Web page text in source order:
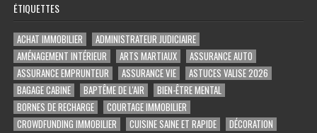
ÉTIQUETTES
ACHAT IMMOBILIER
ADMINISTRATEUR JUDICIAIRE
AMÉNAGEMENT INTÉRIEUR
ARTS MARTIAUX
ASSURANCE AUTO
ASSURANCE EMPRUNTEUR
ASSURANCE VIE
ASTUCES VALISE 2026
BAGAGE CABINE
BAPTÊME DE L'AIR
BIEN-ÊTRE MENTAL
BORNES DE RECHARGE
COURTAGE IMMOBILIER
CROWDFUNDING IMMOBILIER
CUISINE SAINE ET RAPIDE
DÉCORATION